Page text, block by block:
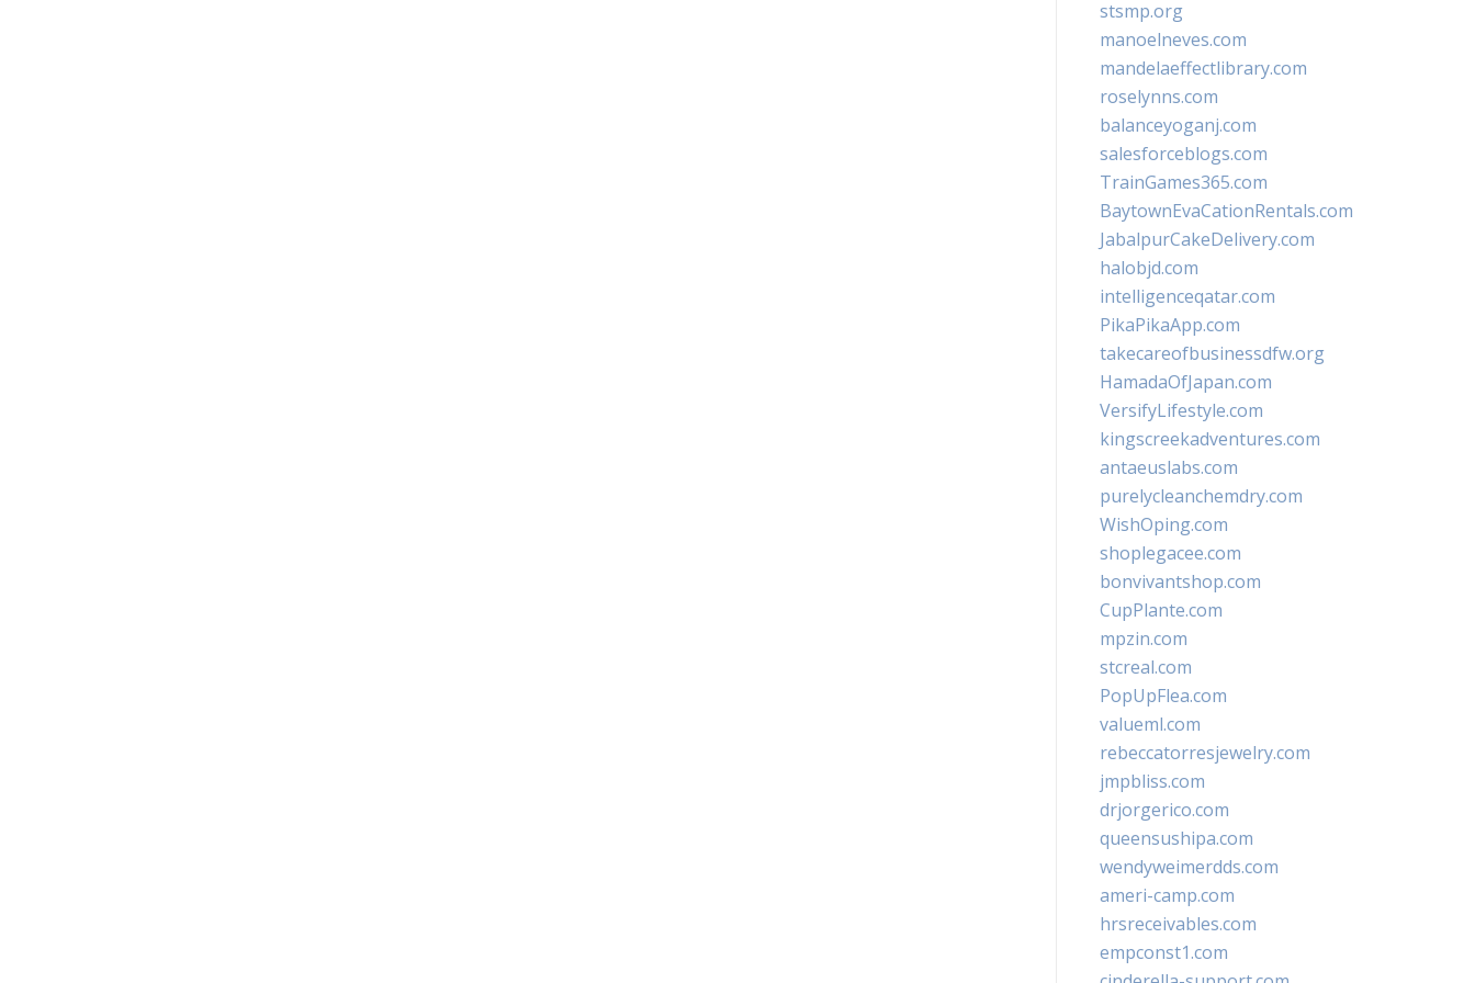
stsmp.org
manoelneves.com
mandelaeffectlibrary.com
roselynns.com
balanceyoganj.com
salesforceblogs.com
TrainGames365.com
BaytownEvaCationRentals.com
JabalpurCakeDelivery.com
halobjd.com
intelligenceqatar.com
PikaPikaApp.com
takecareofbusinessdfw.org
HamadaOfJapan.com
VersifyLifestyle.com
kingscreekadventures.com
antaeuslabs.com
purelycleanchemdry.com
WishOping.com
shoplegacee.com
bonvivantshop.com
CupPlante.com
mpzin.com
stcreal.com
PopUpFlea.com
valueml.com
rebeccatorresjewelry.com
jmpbliss.com
drjorgerico.com
queensushipa.com
wendyweimerdds.com
ameri-camp.com
hrsreceivables.com
empconst1.com